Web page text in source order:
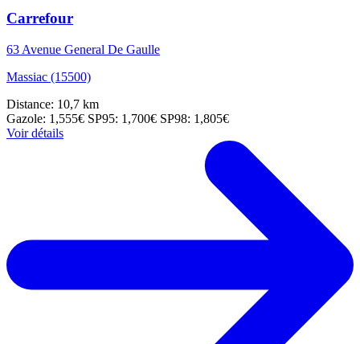
Carrefour
63 Avenue General De Gaulle
Massiac (15500)
Distance: 10,7 km
Gazole: 1,555€ SP95: 1,700€ SP98: 1,805€
Voir détails